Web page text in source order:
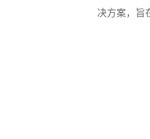
决方案，旨